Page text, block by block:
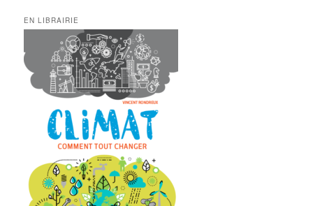
EN LIBRAIRIE